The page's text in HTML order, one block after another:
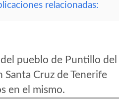
relacionadas:
pueblo de Puntillo del
Cruz de Tenerife
en el mismo.